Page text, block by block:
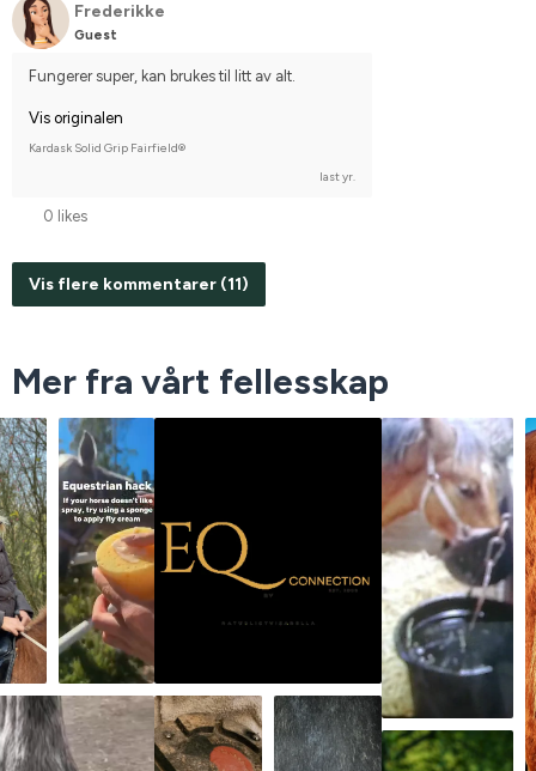
Frederikke
Guest
Fungerer super, kan brukes til litt av alt.
Vis originalen
Kardask Solid Grip Fairfield®
last yr.
0 likes
Vis flere kommentarer (11)
Mer fra vårt fellesskap